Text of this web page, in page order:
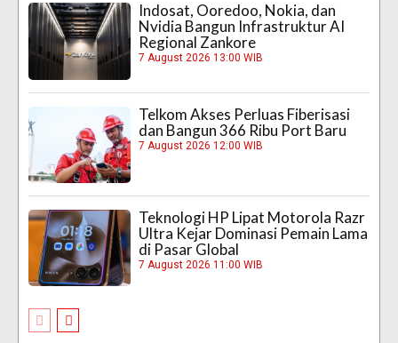
Indosat, Ooredoo, Nokia, dan
Nvidia Bangun Infrastruktur AI
Regional Zankore
7 August 2026 13:00 WIB
Telkom Akses Perluas Fiberisasi
dan Bangun 366 Ribu Port Baru
7 August 2026 12:00 WIB
Teknologi HP Lipat Motorola Razr
Ultra Kejar Dominasi Pemain Lama
di Pasar Global
7 August 2026 11:00 WIB